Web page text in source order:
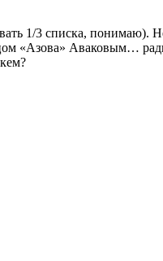
1/3 списка, понимаю).
«Азова» Аваковым…